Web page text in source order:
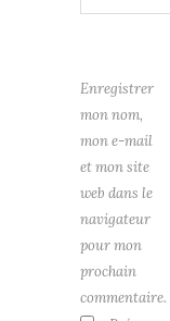
Enregistrer
mon nom,
mon e-mail
et mon site
web dans le
navigateur
pour mon
prochain
commentaire.